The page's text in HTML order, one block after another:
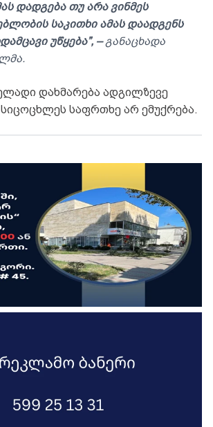
დადგება თუ არა ვინმეს
საკითხი ამას დაადგენს
უწყება”, –განაცხადა
დახმარება ადგილზევე
სიცოცხლეს საფრთხე არ ემუქრება.